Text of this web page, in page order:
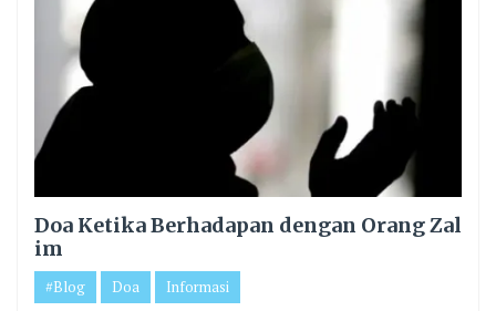
Doa Ketika Berhadapan dengan Orang Zal
im
#Blog Doa Informasi